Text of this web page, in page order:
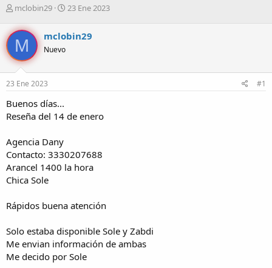
A
t
o
r
d
e
e
m
mclobin29
F
h
e
c
23 Ene 2023
M mclobin29
Nuevo
23 Ene 2023 #1
Buenos días...
Reseña del 14 de enero
Agencia Dany
Contacto: 3330207688
Arancel 1400 la hora
Chica Sole
Rápidos buena atención
Solo estaba disponible Sole y Zabdi
Me envian información de ambas
Me decido por Sole